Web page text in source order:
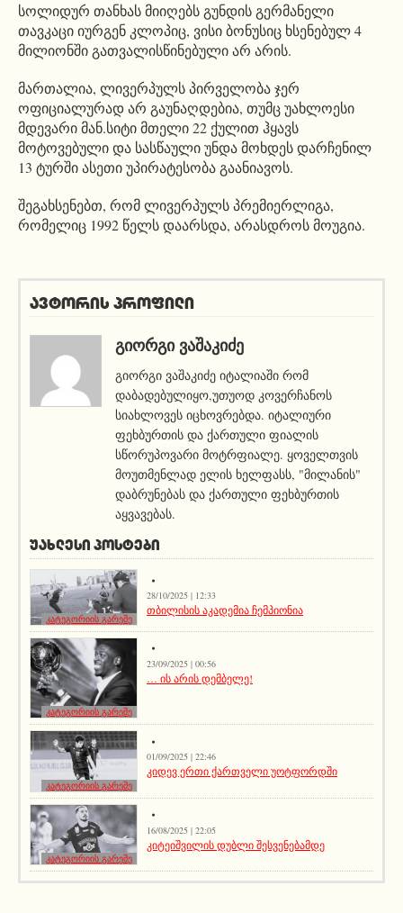
სოლიდურ თანხას მიიღებს გუნდის გერმანელი
თავკაცი იურგენ კლოპიც, ვისი ბონუსიც ხსენებულ 4
მილიონში გათვალისწინებული არ არის.
მართალია, ლივერპულს პირველობა ჯერ
ოფიციალურად არ გაუნაღდებია, თუმც უახლოესი
მდევარი მან.სიტი მთელი 22 ქულით ჰყავს
მოტოვებული და სასწაული უნდა მოხდეს დარჩენილ
13 ტურში ასეთი უპირატესობა გაანიავოს.
შეგახსენებთ, რომ ლივერპულს პრემიერლიგა,
რომელიც 1992 წელს დაარსდა, არასდროს მოუგია.
ავტორის პროფილი
ᲒᲘᲝᲠᲒᲘ ᲕᲐᲨᲐᲙᲘᲫᲔ
გიორგი ვაშაკიძე იტალიაში რომ
დაბადებულიყო,უთუოდ კოვერჩანოს
სიახლოვეს იცხოვრებდა. იტალიური
ფეხბურთის და ქართული ფიალის
სწორუპოვარი მოტრფიალე. ყოველთვის
მოუთმენლად ელის ხელფასს, "მილანის"
დაბრუნებას და ქართული ფეხბურთის
აყვავებას.
ᲣᲐᲮᲚᲔᲡᲘ ᲞᲝᲡᲢᲔᲑᲘ
კატეგორიის გარეშე
28/10/2025 | 12:33
თბილისის აკადემია ჩემპიონია
კატეგორიის გარეშე
23/09/2025 | 00:56
… ის არის დემბელე!
კატეგორიის გარეშე
01/09/2025 | 22:46
კიდევ ერთი ქართველი უოტფორდში
კატეგორიის გარეშე
16/08/2025 | 22:05
კიტეიშვილის დუბლი შესვენებამდე